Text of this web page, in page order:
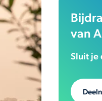
van
Sluit je